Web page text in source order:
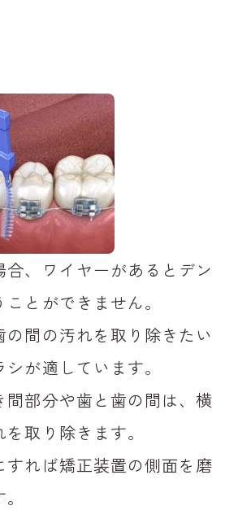
合、ワイヤーがあるとデン
とができません。
の間の汚れを取り除きたい
が適しています。
間部分や歯と歯の間は、横
取り除きます。
すれば矯正装置の側面を磨